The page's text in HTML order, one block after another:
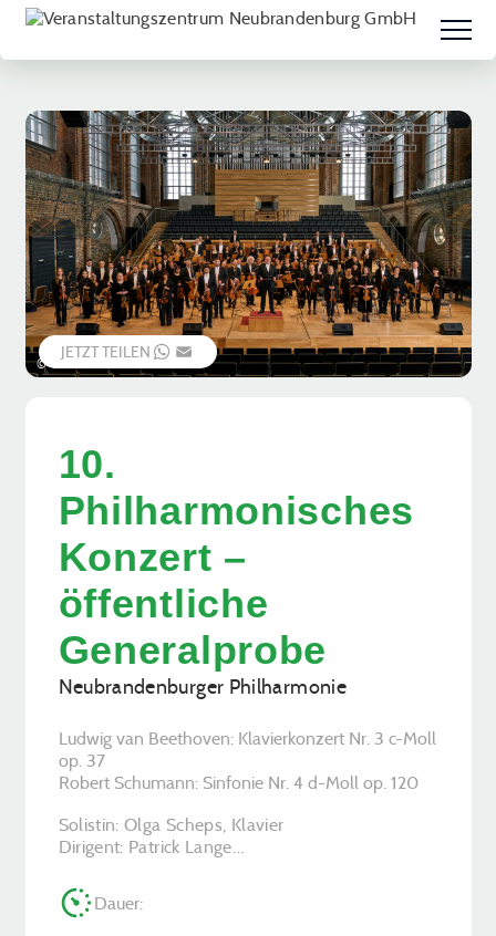
© Veranstalter
JETZT TEILEN WHATSAPP
EMAIL
10.
Philharmonisches
Konzert –
öffentliche
Generalprobe
Neubrandenburger Philharmonie
Ludwig van Beethoven: Klavierkonzert Nr. 3 c-Moll
op. 37
Robert Schumann: Sinfonie Nr. 4 d-Moll op. 120
Solistin: Olga Scheps, Klavier
Dirigent: Patrick Lange…
Dauer: